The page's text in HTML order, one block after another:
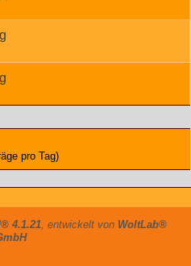
pro Tag)
4.1.21, entwickelt von WoltLab®